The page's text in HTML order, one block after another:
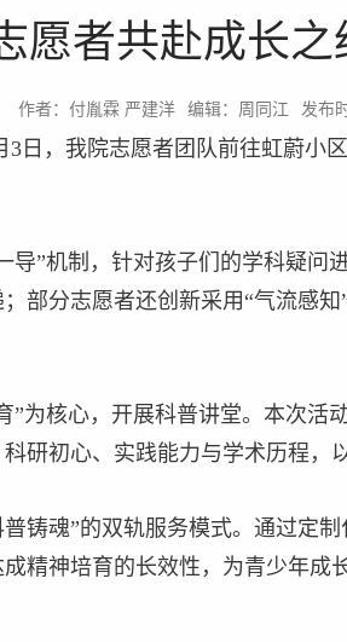
愿者共赴成长
作者：付胤霖 严建洋 编辑：周同江 发布
日，我院志愿者团队前往虹蔚小
导”机制，针对孩子们的学科疑
部分志愿者还创新采用“气流感
”为核心，开展科普讲堂。本次活
研初心、实践能力与学术历程，
铸魂”的双轨服务模式。通过定
精神培育的长效性，为青少年成